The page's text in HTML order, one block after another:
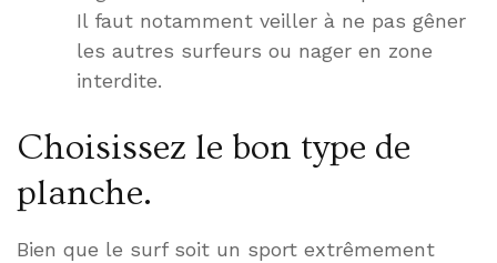
Il faut notamment veiller à ne pas gêner
les autres surfeurs ou nager en zone
interdite.
Choisissez le bon type de
planche.
Bien que le surf soit un sport extrêmement